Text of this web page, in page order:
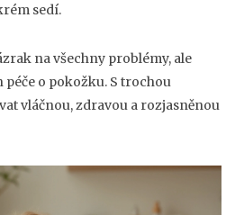
sedí.
na všechny problémy, ale
o pokožku. S trochou
vláčnou, zdravou a rozjasněnou